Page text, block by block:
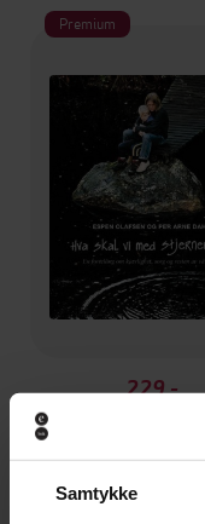
Samtykke
Premium
229,-
Hva skal vi med